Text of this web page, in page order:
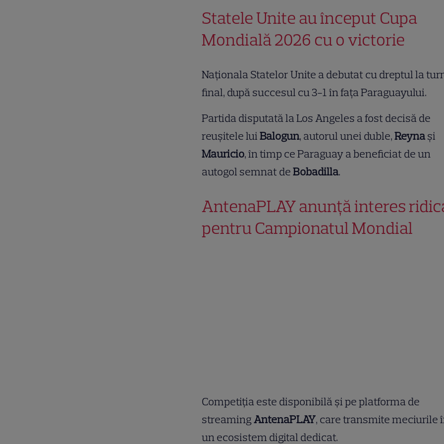
Statele Unite au început Cupa
Mondială 2026 cu o victorie
Naționala Statelor Unite a debutat cu dreptul la
final, după succesul cu 3-1 în fața Paraguayului.
Partida disputată la Los Angeles a fost decisă de
reușitele luiBalogun, autorul unei duble,Reynași
Mauricio, în timp ce Paraguay a beneficiat de un
autogol semnat deBobadilla.
AntenaPLAY anunță interes
pentru Campionatul Mondial
Competiția este disponibilă și pe platforma de
streamingAntenaPLAY, care transmite meciurile
un ecosistem digital dedicat.